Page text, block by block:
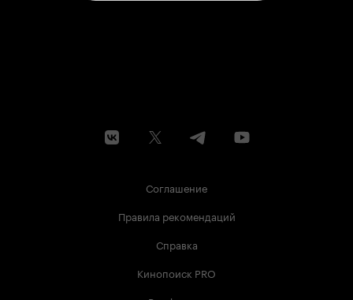
Соглашение
Правила рекомендаций
Справка
Кинопоиск PRO